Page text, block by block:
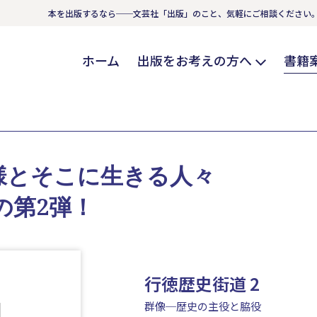
本を出版するなら──文芸社「出版」のこと、気軽にご相談ください
ホーム 出版をお考えの方へ 書籍
行徳歴史街道 2
群像─歴史の主役と脇役
そこに生きる人々
2弾！